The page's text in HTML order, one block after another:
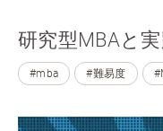
研究型MBAと
#mba #難易度